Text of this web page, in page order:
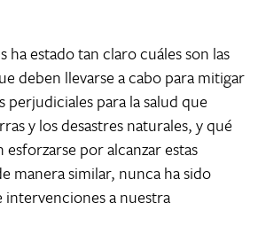
ha estado tan claro cuáles son las
deben llevarse a cabo para mitigar
perjudiciales para la salud que
y los desastres naturales, y qué
esforzarse por alcanzar estas
manera similar, nunca ha sido
intervenciones a nuestra